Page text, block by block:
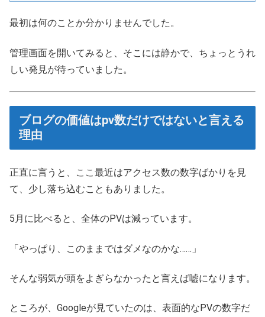
最初は何のことか分かりませんでした。
管理画面を開いてみると、そこには静かで、ちょっとうれ
しい発見が待っていました。
ブログの価値はpv数だけではないと言える
理由
正直に言うと、ここ最近はアクセス数の数字ばかりを見
て、少し落ち込むこともありました。
5月に比べると、全体のPVは減っています。
「やっぱり、このままではダメなのかな……」
そんな弱気が頭をよぎらなかったと言えば嘘になります。
ところが、Googleが見ていたのは、表面的なPVの数字だ